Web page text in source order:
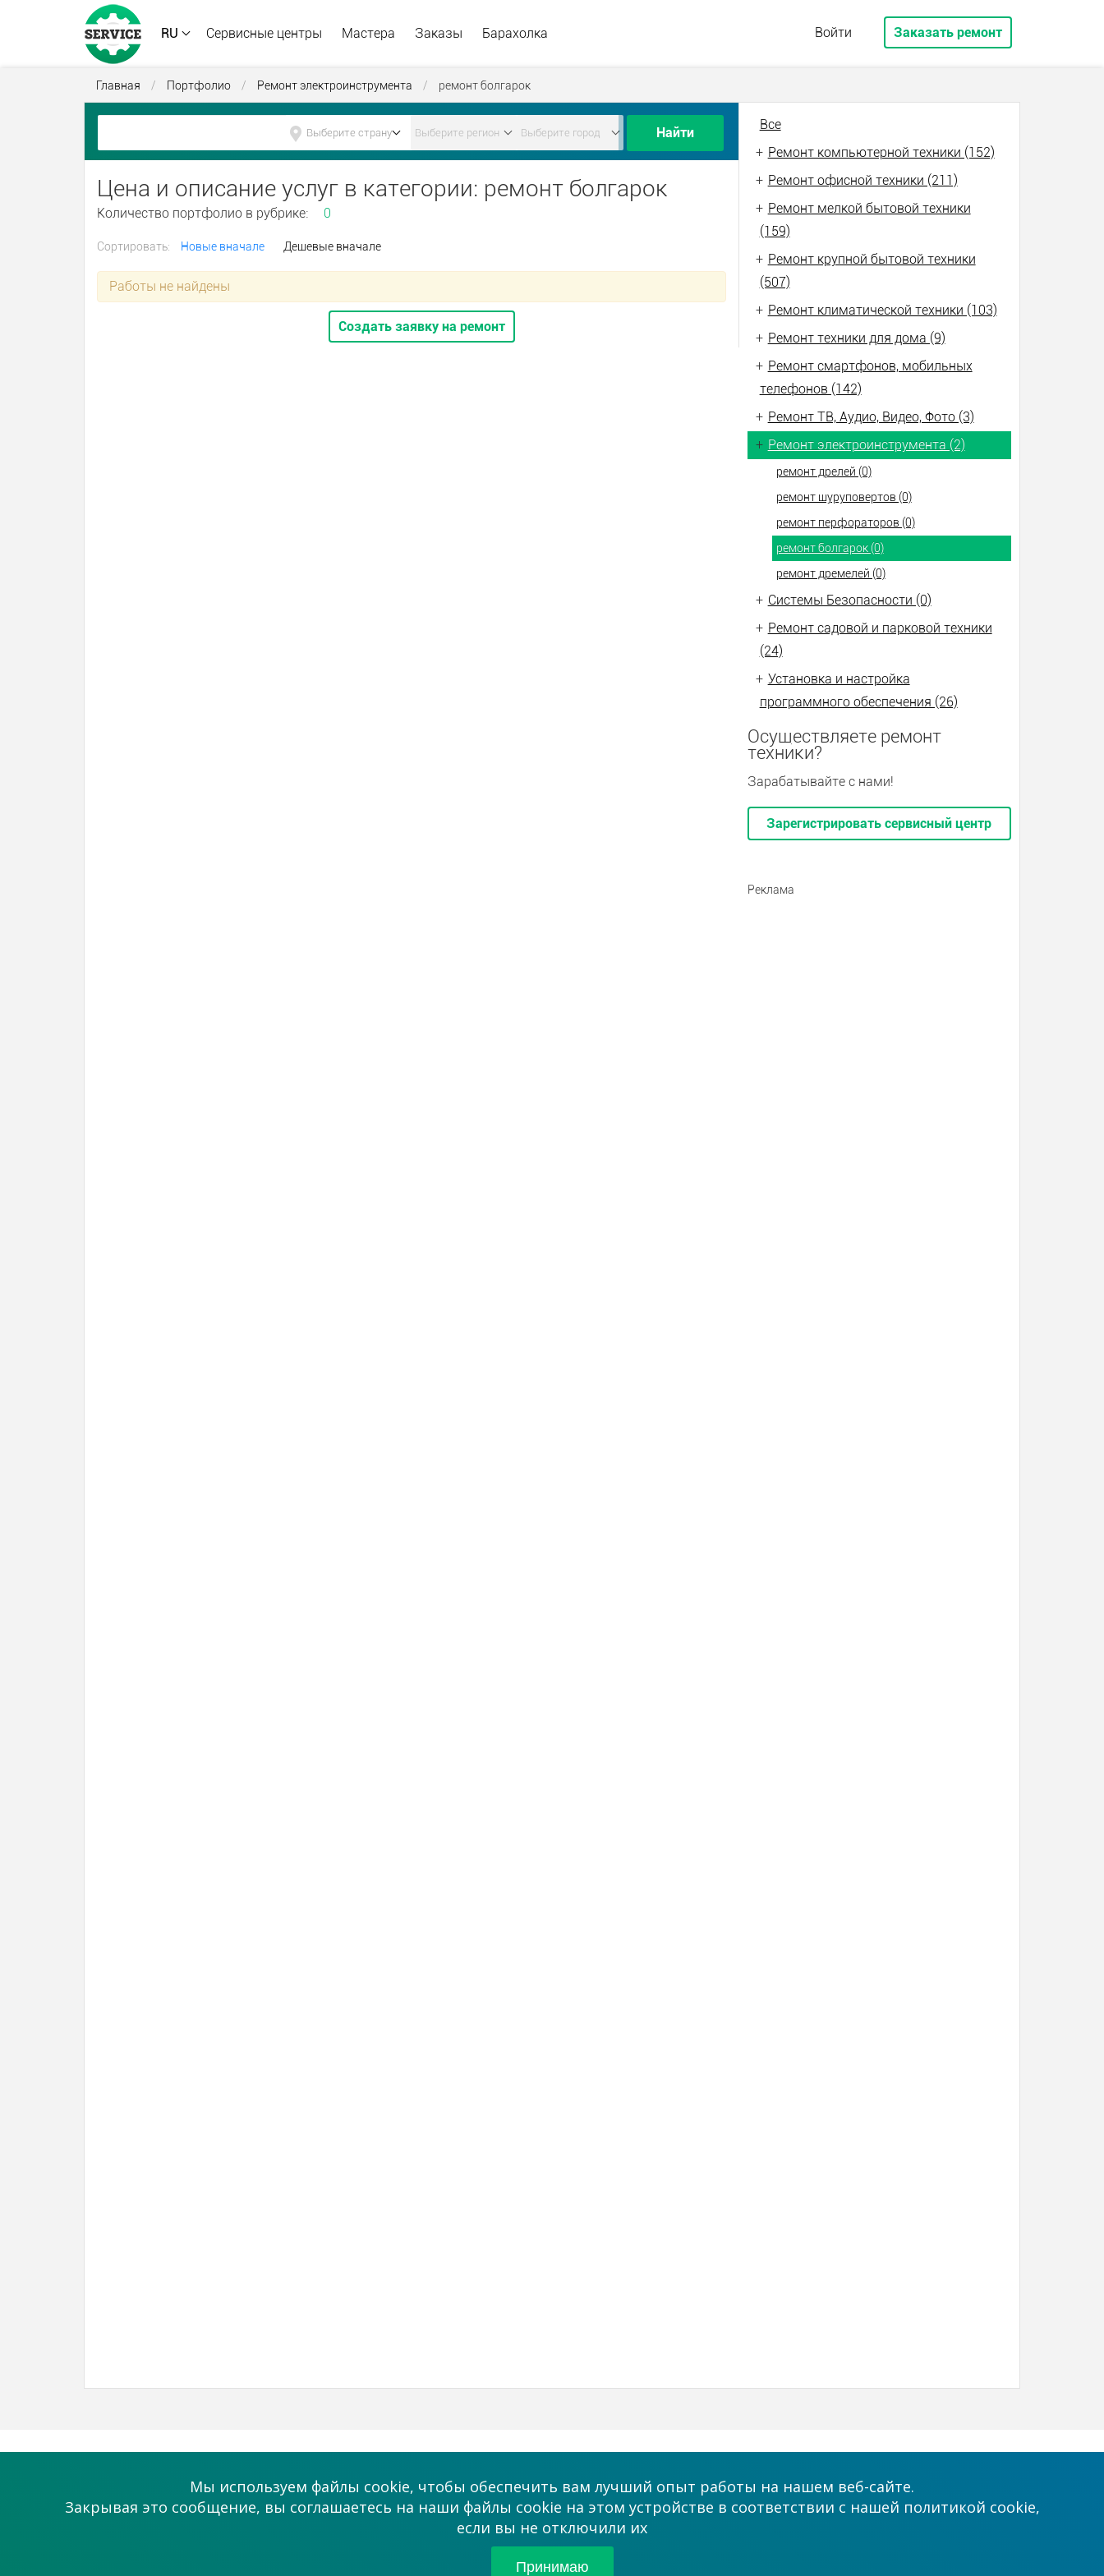
RU Сервисные центры Мастера Заказы Барахолка Войти Заказать ремонт
Главная / Портфолио / Ремонт электроинструмента / ремонт болгарок
Найти
Цена и описание услуг в категории: ремонт болгарок
Количество портфолио в рубрике: 0
Сортировать: Новые вначале Дешевые вначале
Работы не найдены
Создать заявку на ремонт
Все
+ Ремонт компьютерной техники (152)
+ Ремонт офисной техники (211)
+ Ремонт мелкой бытовой техники
(159)
+ Ремонт крупной бытовой техники
(507)
+ Ремонт климатической техники (103)
+ Ремонт техники для дома (9)
+ Ремонт смартфонов, мобильных
телефонов (142)
+ Ремонт ТВ, Аудио, Видео, Фото (3)
+ Ремонт электроинструмента (2)
ремонт дрелей (0)
ремонт шуруповертов (0)
ремонт перфораторов (0)
ремонт болгарок (0)
ремонт дремелей (0)
+ Системы Безопасности (0)
+ Ремонт садовой и парковой техники
(24)
+ Установка и настройка
программного обеспечения (26)
Осуществляете ремонт
техники?
Зарабатывайте с нами!
Зарегистрировать сервисный центр
Реклама
Поддержка
Платные услуги
Сотрудничество
Партнерам
admin@allmaster.com.ua
Мы используем файлы cookie, чтобы обеспечить вам лучший опыт работы на нашем веб-сайте.
Закрывая это сообщение, вы соглашаетесь на наши файлы cookie на этом устройстве в соответствии с нашей политикой cookie,
если вы не отключили их
Принимаю